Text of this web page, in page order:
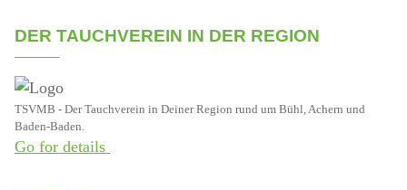
DER TAUCHVEREIN IN DER REGION
TSVMB - Der Tauchverein in Deiner Region rund um Bühl, Achern und
Baden-Baden.
Go for details